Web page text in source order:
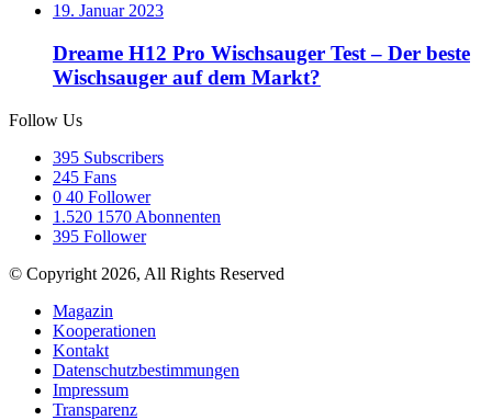
19. Januar 2023
Dreame H12 Pro Wischsauger Test – Der beste
Wischsauger auf dem Markt?
Follow Us
395 Subscribers
245 Fans
0 40 Follower
1.520 1570 Abonnenten
395 Follower
© Copyright 2026, All Rights Reserved
Magazin
Kooperationen
Kontakt
Datenschutzbestimmungen
Impressum
Transparenz